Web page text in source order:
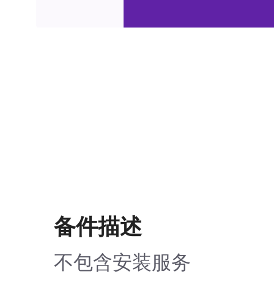
备件描述
不包含安装服务